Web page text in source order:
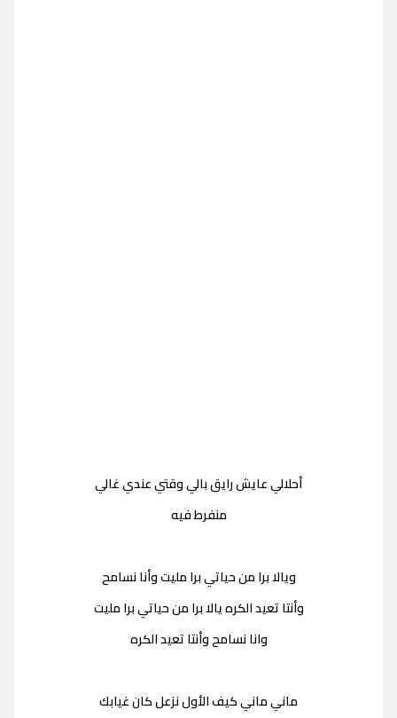
أحلالي عايش رايق بالي وقتي عندي غالي
منفرط فيه
ويالا برا من حياتي برا مليت وأنا نسامح
وأنتا تعيد الكره يالا برا من حياتي برا مليت
وانا نسامح وأنتا تعيد الكره
ماني ماني كيف الأول نزعل كان غيابك